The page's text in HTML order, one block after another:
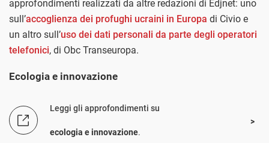
approfondimenti realizzati da altre redazioni di Edjnet: uno
sull’accoglienza dei profughi ucraini in Europa di Civio e
un altro sull’uso dei dati personali da parte degli operatori
telefonici, di Obc Transeuropa.
Ecologia e innovazione
Leggi gli approfondimenti su
ecologia e innovazione.